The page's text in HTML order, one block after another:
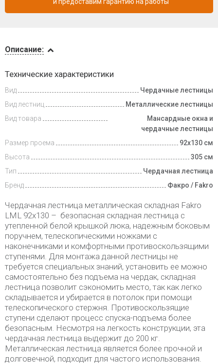
Доставка
и оплата
Описание:
Технические характеристики
Вид
Чердачные лестницы
Вид лестниц
Металлические лестницы
Вид товара
Мансардные окна и
чердачные лестницы
Размер проема
92х130 см
Высота
305 см
Тип
Чердачная лестница
Бренд
Факро / Fakro
Чердачная лестница металлическая складная Fakro
LML 92х130 – безопасная складная лестница с
утепленной белой крышкой люка, надежным боковым
поручнем, телескопическими ножками с
наконечниками и комфортными противоскользящими
ступенями. Для монтажа данной лестницы не
требуется специальных знаний, установить ее можно
самостоятельно без подъема на чердак, складная
лестница позволит сэкономить место, так как легко
складывается и убирается в потолок при помощи
телескопического стержня. Противоскользящие
ступени сделают процесс спуска-подъема более
безопасным. Несмотря на легкость конструкции, эта
чердачная лестница выдержит до 200 кг.
Металлическая лестница является более прочной и
долговечной, подходит для частого использования.